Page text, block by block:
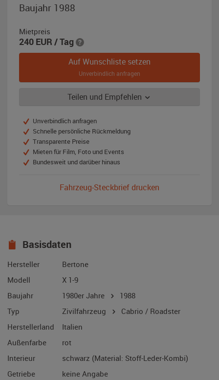
Baujahr 1988
Mietpreis
240 EUR / Tag
Auf Wunschliste setzen
Unverbindlich anfragen
Teilen und Empfehlen
Unverbindlich anfragen
Schnelle persönliche Rückmeldung
Transparente Preise
Mieten für Film, Foto und Events
Bundesweit und darüber hinaus
Fahrzeug-Steckbrief drucken
Basisdaten
Hersteller
Bertone
Modell
X 1-9
Baujahr
1980er Jahre
1988
Typ
Zivilfahrzeug
Cabrio / Roadster
Herstellerland
Italien
Außenfarbe
rot
Interieur
schwarz (Material: Stoff-Leder-Kombi)
Getriebe
keine Angabe